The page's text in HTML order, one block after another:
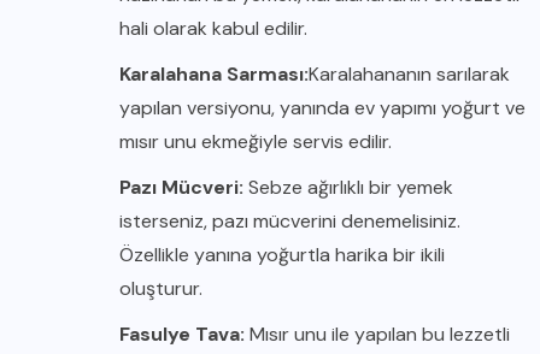
hali olarak kabul edilir.
Karalahana Sarması:Karalahananın sarılarak
yapılan versiyonu, yanında ev yapımı yoğurt ve
mısır unu ekmeğiyle servis edilir.
Pazı Mücveri: Sebze ağırlıklı bir yemek
isterseniz, pazı mücverini denemelisiniz.
Özellikle yanına yoğurtla harika bir ikili
oluşturur.
Fasulye Tava: Mısır unu ile yapılan bu lezzetli